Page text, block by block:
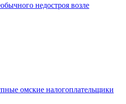
недостроя возле
омские налогоплательщики